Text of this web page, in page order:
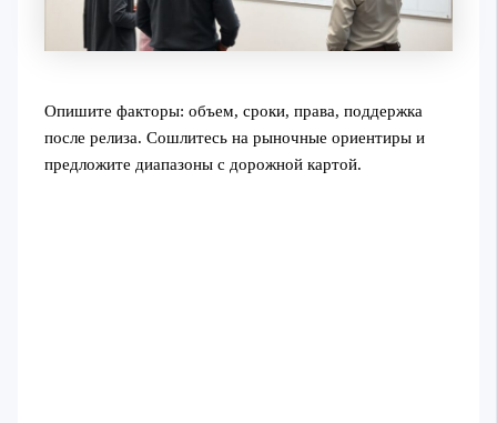
Опишите факторы: объем, сроки, права, поддержка
после релиза. Сошлитесь на рыночные ориентиры и
предложите диапазоны с дорожной картой.